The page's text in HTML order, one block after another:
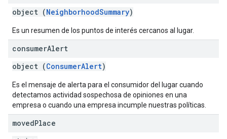
object (NeighborhoodSummary)
Es un resumen de los puntos de interés cercanos al lugar.
consumerAlert
object (ConsumerAlert)
Es el mensaje de alerta para el consumidor del lugar cuando
detectamos actividad sospechosa de opiniones en una
empresa o cuando una empresa incumple nuestras políticas.
movedPlace